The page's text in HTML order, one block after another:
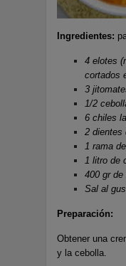
Ingredientes:
4 elotes
cortados
3
1/2
6 chiles
2 dientes
1 rama
1 litro de
400 gr de
Sal al
Preparación:
Obtener una
y la cebolla.